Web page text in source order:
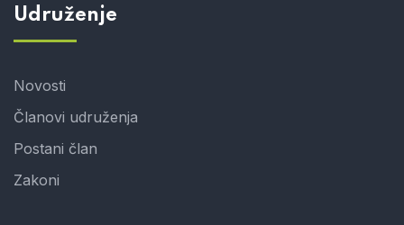
Udruženje
Novosti
Članovi udruženja
Postani član
Zakoni